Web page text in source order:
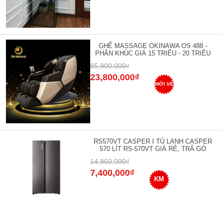
GHẾ MASSAGE OKINAWA OS 488 -
PHÂN KHÚC GIÁ 15 TRIỆU - 20 TRIỆU
85,900,000₫
23,800,000₫
MỚI VỀ
RS570VT CASPER I TỦ LẠNH CASPER
570 LÍT RS-570VT GIÁ RẺ, TRẢ GÓ
14,950,000₫
7,400,000₫
KM